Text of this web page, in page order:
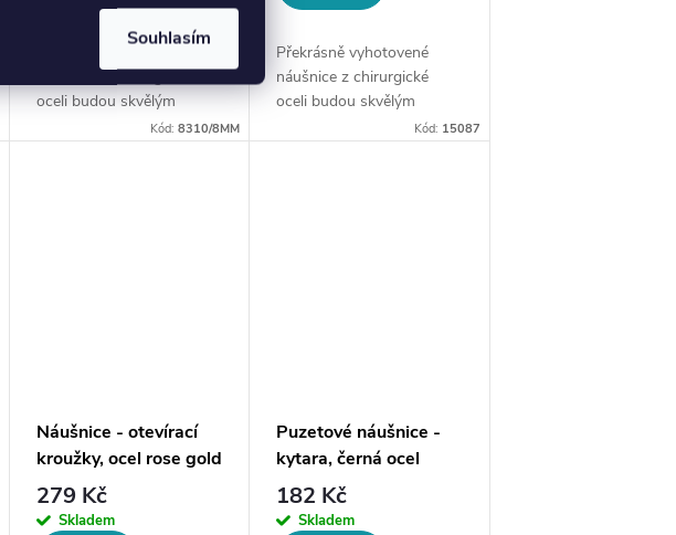
Souhlasím
oceli budou skvělým
doplňkem Vaší kolekce
Kód:8310/8MM
Překrásně vyhotovené
náušnice z chirurgické
oceli budou skvělým
doplňkem Vaší kolekce
Kód: 15087
Náušnice - otevírací
kroužky, ocel rose gold
279 Kč
Skladem
Puzetové náušnice -
kytara, černá ocel
182 Kč
Skladem